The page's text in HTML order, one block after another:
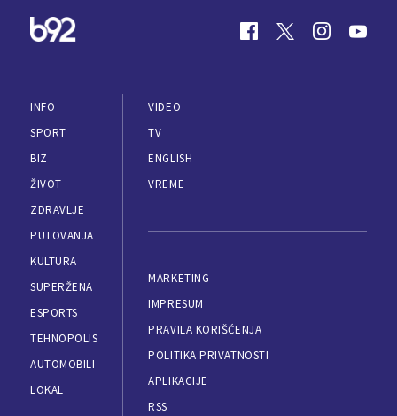
INFO
SPORT
BIZ
ŽIVOT
ZDRAVLJE
PUTOVANJA
KULTURA
SUPERŽENA
ESPORTS
TEHNOPOLIS
AUTOMOBILI
LOKAL
VIDEO
TV
ENGLISH
VREME
MARKETING
IMPRESUM
PRAVILA KORIŠĆENJA
POLITIKA PRIVATNOSTI
APLIKACIJE
RSS